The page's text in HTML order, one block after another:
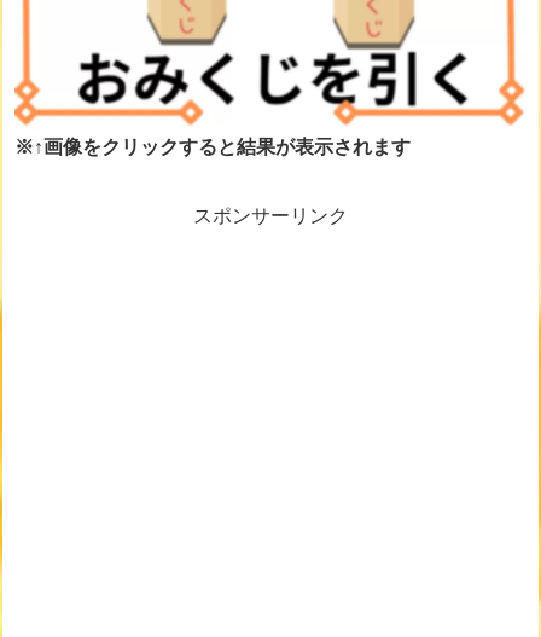
※↑画像をクリックすると結果が表示されます
スポンサーリンク